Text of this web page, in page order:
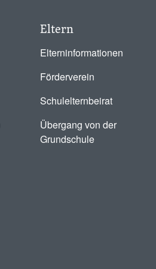
Eltern
Elterninformationen
Förderverein
Schulelternbeirat
Übergang von der
Grundschule